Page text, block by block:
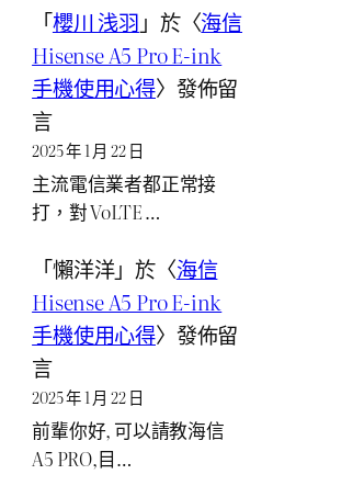
「櫻川 浅羽 」於〈海信
Hisense A5 Pro E-ink
手機使用心得〉發佈留
言
2025 年 1 月 22 日
主流電信業者都正常接
打，對 VoLTE …
「懶洋洋」於〈海信
Hisense A5 Pro E-ink
手機使用心得〉發佈留
言
2025 年 1 月 22 日
前輩你好, 可以請教海信
A5 PRO,目…